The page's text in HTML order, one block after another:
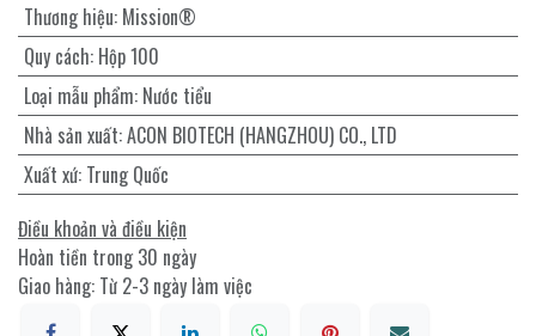
Thương hiệu: Mission®
Quy cách: Hộp 100
Loại mẫu phẩm: Nước tiểu
Nhà sản xuất:ACON BIOTECH (HANGZHOU) CO., LTD
Xuất xứ: Trung Quốc
Điều khoản và điều kiện
Hoàn tiền trong 30 ngày
Giao hàng: Từ 2-3 ngày làm việc